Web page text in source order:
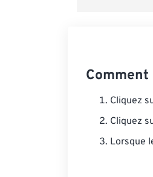
Cliquez
Cliquez
Lorsque